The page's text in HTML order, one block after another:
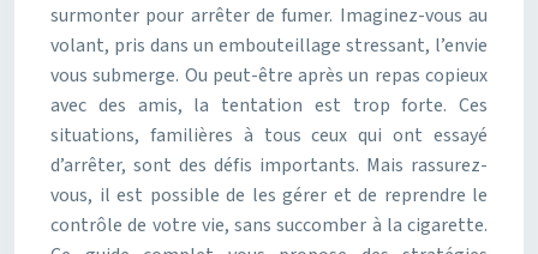
surmonter pour arrêter de fumer. Imaginez-vous au
volant, pris dans un embouteillage stressant, l’envie
vous submerge. Ou peut-être après un repas copieux
avec des amis, la tentation est trop forte. Ces
situations, familières à tous ceux qui ont essayé
d’arrêter, sont des défis importants. Mais rassurez-
vous, il est possible de les gérer et de reprendre le
contrôle de votre vie, sans succomber à la cigarette.